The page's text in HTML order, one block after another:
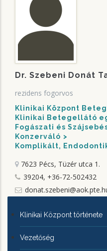
Dr. Szebeni Donát
rezidens fogorvos
Klinikai Központ
Klinikai Betegellátó
Fogászati és
Konzerváló
Komplikált,
7623 Pécs, Tüzér utca 1.
39204, +36-72-502432
KLINIKAI
KÖZPONTRÓL
Klinikai Központ története
Vezetőség